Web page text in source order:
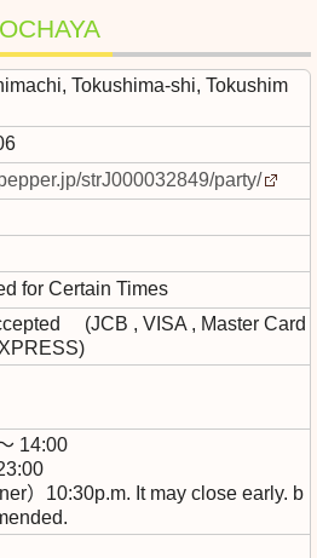
Tokushima-shi, Tokushim
strJ000032849/party/
for Certain Times
(JCB , VISA , Master Card
14:00
）10:30p.m. It may close early. b